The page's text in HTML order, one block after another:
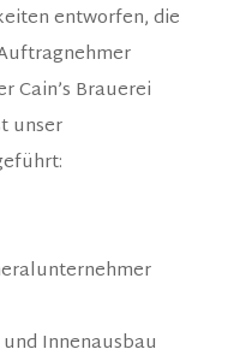
entworfen, die
Cain’s Brauerei
unser
Innenausbau